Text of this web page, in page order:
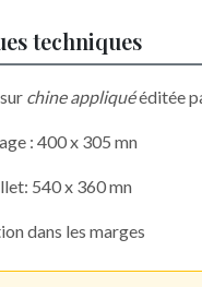
techniques
chine appliquééditée
: 400 x 305 mn
540 x 360 mn
dans les marges